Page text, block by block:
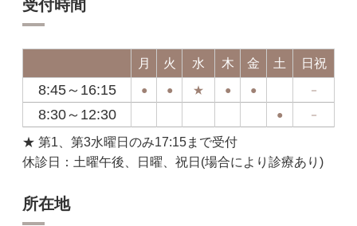
受付時間
★ 第1、第3水曜日のみ17:15まで受付
休診日：土曜午後、日曜、祝日(場合により診療あり)
月 火 水 木 金 土 日祝
8:45～16:15 ● ● ★ ● ● －
8:30～12:30 ● －
所在地